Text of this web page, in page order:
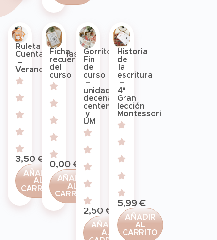
Ruleta
Cuentahistorias
–
Verano
3,50 €
AÑADIR
AL
CARRITO
Ficha
recuerdos
del
curso
0,00 €
AÑADIR
AL
CARRITO
Gorritos
Fin
de
curso
–
unidades,
decenas,
centenas
y
UM
2,50 €
AÑADIR
AL
Historia
de
la
escritura
–
4º
Gran
lección
Montessori
5,99 €
AÑADIR
AL
CARRITO